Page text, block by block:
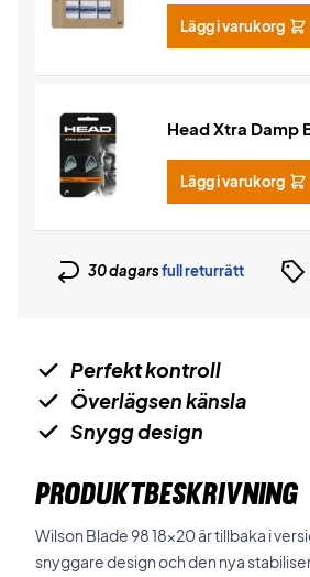
Lägg i varukorg
Head Xtra Damp
Lägg i varukorg
30 dagarsfull returrätt
Perfekt kontroll
Överlägsen känsla
Snygg design
PRODUKTBESKRIVNING
Wilson Blade 98 18x20 är tillbaka i
snyggare design och den nya